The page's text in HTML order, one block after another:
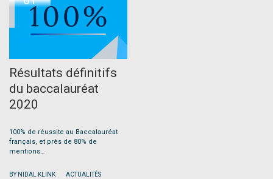
Résultats définitifs
du baccalauréat
2020
100% de réussite au Baccalauréat
français, et près de 80% de
mentions…
BY NIDAL KLINK ACTUALITÉS